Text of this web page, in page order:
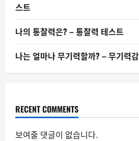
스트
나의 통찰력은? – 통찰력 테스트
나는 얼마나 무기력할까? – 무기력
RECENT COMMENTS
보여줄 댓글이 없습니다.